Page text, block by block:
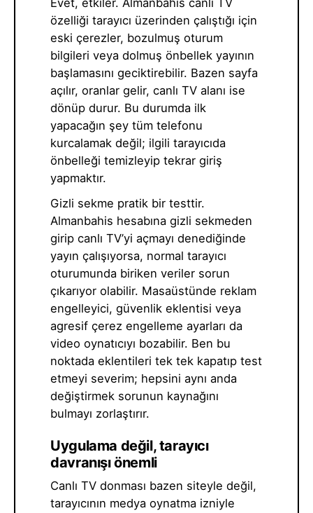
Evet, etkiler. Almanbahis canlı TV
özelliği tarayıcı üzerinden çalıştığı için
eski çerezler, bozulmuş oturum
bilgileri veya dolmuş önbellek yayının
başlamasını geciktirebilir. Bazen sayfa
açılır, oranlar gelir, canlı TV alanı ise
dönüp durur. Bu durumda ilk
yapacağın şey tüm telefonu
kurcalamak değil; ilgili tarayıcıda
önbelleği temizleyip tekrar giriş
yapmaktır.
Gizli sekme pratik bir testtir.
Almanbahis hesabına gizli sekmeden
girip canlı TV’yi açmayı denediğinde
yayın çalışıyorsa, normal tarayıcı
oturumunda biriken veriler sorun
çıkarıyor olabilir. Masaüstünde reklam
engelleyici, güvenlik eklentisi veya
agresif çerez engelleme ayarları da
video oynatıcıyı bozabilir. Ben bu
noktada eklentileri tek tek kapatıp test
etmeyi severim; hepsini aynı anda
değiştirmek sorunun kaynağını
bulmayı zorlaştırır.
Uygulama değil, tarayıcı
davranışı önemli
Canlı TV donması bazen siteyle değil,
tarayıcının medya oynatma izniyle